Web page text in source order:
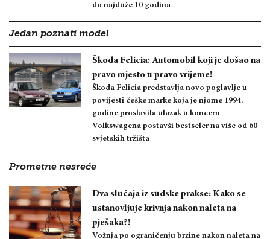
do najduže 10 godina
Jedan poznati model
Škoda Felicia: Automobil koji je došao na
pravo mjesto u pravo vrijeme!
Škoda Felicia predstavlja novo poglavlje u
povijesti češke marke koja je njome 1994.
godine proslavila ulazak u koncern
Volkswagena postavši bestseler na više od 60
svjetskih tržišta
Prometne nesreće
Dva slučaja iz sudske prakse: Kako se
ustanovljuje krivnja nakon naleta na
pješaka?!
Vožnja po ograničenju brzine nakon naleta na